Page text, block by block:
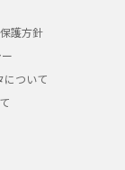
護方針
について